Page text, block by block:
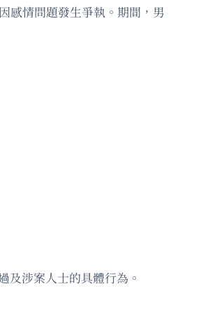
感情問題發生爭執。期間，男
及涉案人士的具體行為。